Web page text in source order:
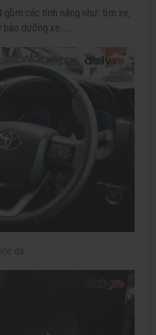
gồm các tính năng như: tìm xe,
bảo dưỡng xe….